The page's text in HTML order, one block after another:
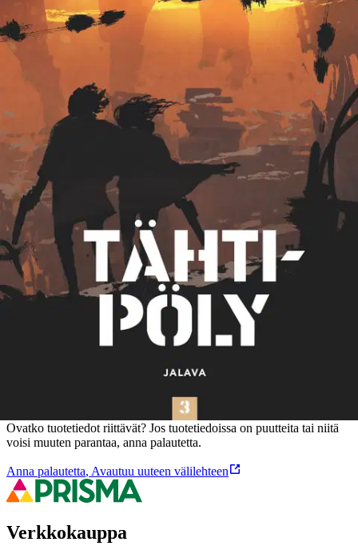
Sivilisaatio, joka on rakennettu hitaasti kymmenen vuotta
Sammutuksen jälkeen, sinnittelee henkitoreissaan. Sotilailla ei ole
ollut mitään mahdollisuutta vastustajan teknologista ylivaltaa
vastaan. Luodit eivät ole suojanneet aseilta, jotka ovat olleet vähällä
tuhota heidät kaikki. Muutama harva selviytyjä on kokoontunut
Carlstenin linnoitukseen. He ovat loukussa kuin rotat, vihamielisen
piirityksen keskellä. Täytyy olla keino pysäyttää vihollinen - heidän
on yritettävä, vaikka se jäisi heidän viimeiseksi teokseen. Mutta
miten paeta piirityksestä? Onko jossain vielä muita selviytyjiä? Ja
onko maailmasta edes mitään jäljellä, pelastettavissa? Ihmiset käyvät
viimeiseen hyökkäykseen, mutta ylivoimainen vihollinen on
varustautunut heidän pahimmilla painajaisillaan. Lars Wilderäng on
kirjoittanut aiemmin nopeatempoisia trillereitä, mutta Tähtitrilogian
myötä hänen suosionsa räjähti. Hän kirjoittaa myös Cornucopia?-
blogia, joka on Ruotsin luetuimpia talous-, politiikka- ja
ympäristöblogeja.
Näytä lisää tuotekuvausta
Ominaisuudet
Oletko tyytyväinen tuotetietoihin?
Ovatko tuotetiedot riittävät? Jos tuotetiedoissa on puutteita tai niitä
voisi muuten parantaa, anna palautetta.
Anna palautetta, Avautuu uuteen välilehteen
Verkkokauppa